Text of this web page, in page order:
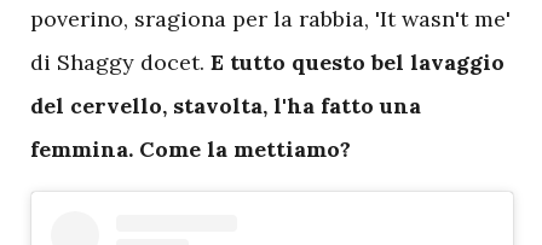
poverino, sragiona per la rabbia, 'It wasn't me'
di Shaggy docet. E tutto questo bel lavaggio
del cervello, stavolta, l'ha fatto una
femmina. Come la mettiamo?